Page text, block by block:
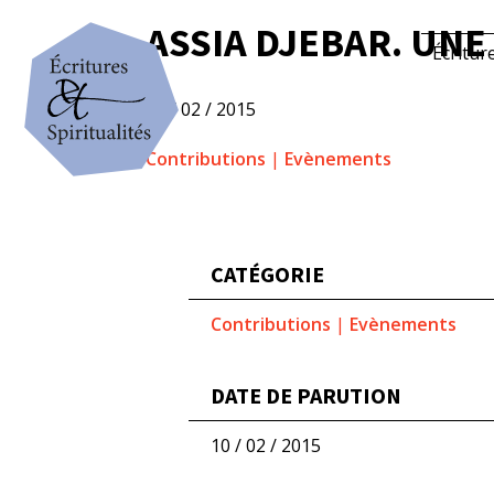
ASSIA DJEBAR.
10 / 02 / 2015
Contributions | Evènements
CATÉGORIE
Contributions | Evènements
DATE DE PARUTION
10 / 02 / 2015